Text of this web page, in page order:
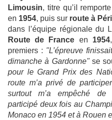
Limousin, titre qu’il remporte
en 1954, puis sur route à
dans l’équipe régionale du
Route de France en 1954
premiers : "L’épreuve
dimanche à Gardonne"se
pour le Grand Prix des
route m’a privé de
surtout m’a empêché de
participé deux fois au
Monaco en 1954 et à Rouen